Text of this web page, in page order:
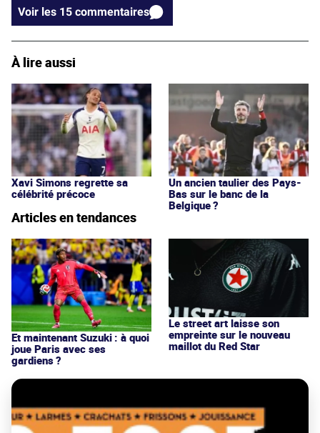
Voir les 15 commentaires
À lire aussi
Xavi Simons regrette sa
célébrité précoce
Un ancien taulier des Pays-
Bas sur le banc de la
Belgique ?
Articles en tendances
Et maintenant Suzuki : à quoi
joue Paris avec ses
gardiens ?
Le street art laisse son
empreinte sur le nouveau
maillot du Red Star